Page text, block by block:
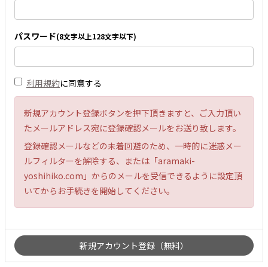
パスワード(8文字以上128文字以下)
利用規約に同意する
新規アカウント登録ボタンを押下頂きますと、ご入力頂い
たメールアドレス宛に登録確認メールをお送り致します。
登録確認メールなどの未着回避のため、一時的に迷惑メー
ルフィルターを解除する、または「aramaki-
yoshihiko.com」からのメールを受信できるように設定頂
いてからお手続きを開始してください。